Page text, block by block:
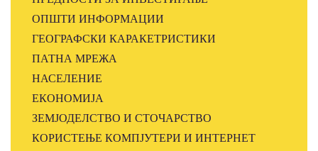
ОПШТИ ИНФОРМАЦИИ
ГЕОГРАФСКИ КАРАКЕТРИСТИКИ
ПАТНА МРЕЖА
НАСЕЛЕНИЕ
ЕКОНОМИЈА
ЗЕМЈОДЕЛСТВО И СТОЧАРСТВО
КОРИСТЕЊЕ КОМПЈУТЕРИ И ИНТЕРНЕТ